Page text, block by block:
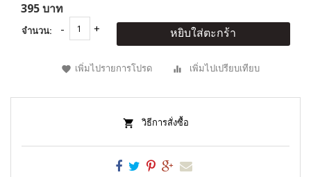
395 บาท
จำนวน: หยิบใส่ตะกร้า
เพิ่มไปรายการโปรด เพิ่มไปเปรียบเทียบ
วิธีการสั่งซื้อ